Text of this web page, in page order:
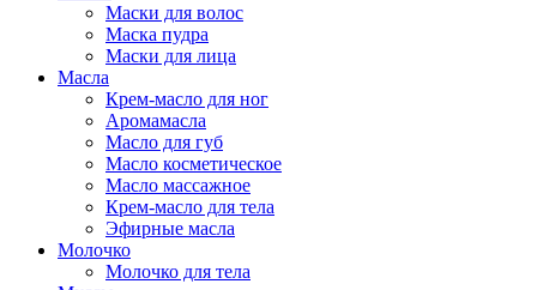
Маски для волос
Маска пудра
Маски для лица
Масла
Крем-масло для ног
Аромамасла
Масло для губ
Масло косметическое
Масло массажное
Крем-масло для тела
Эфирные масла
Молочко
Молочко для тела